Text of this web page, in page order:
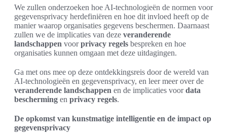
We zullen onderzoeken hoe AI-technologieën de normen voor
gegevensprivacy herdefiniëren en hoe dit invloed heeft op de
manier waarop organisaties gegevens beschermen. Daarnaast
zullen we de implicaties van deze veranderende
landschappen voorprivacy regels bespreken en hoe
organisaties kunnen omgaan met deze uitdagingen.
Ga met ons mee op deze ontdekkingsreis door de wereld van
AI-technologieën en gegevensprivacy, en leer meer over de
veranderende landschappen en de implicaties voordata
bescherming en privacy regels.
De opkomst van kunstmatige intelligentie en de impact op
gegevensprivacy